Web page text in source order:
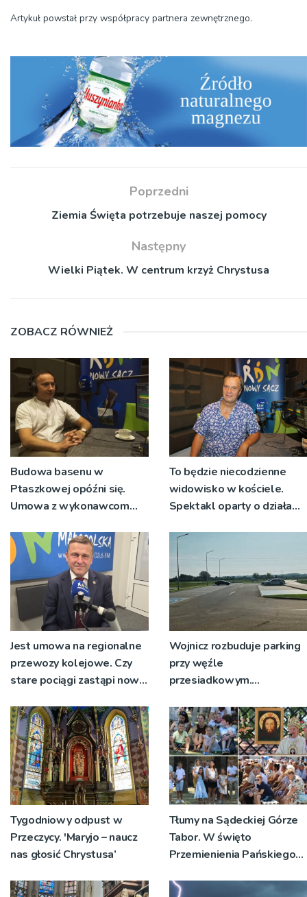
Artykuł powstał przy współpracy partnera zewnętrznego.
Poprzedni
Ziemia Święta potrzebuje naszej pomocy
Następny
Wielki Piątek. W centrum krzyż Chrystusa
ZOBACZ RÓWNIEŻ
Budowa basenu w
Ptaszkowej opóźni się.
Umowa z wykonawcom
nie zostanie podpisana
To będzie niecodzienne
widowisko w kościele.
Spektakl oparty o działa
Jest umowa na regionalne
przewozy kolejowe. Czy
stare pociągi zastąpi nowy
Wojnicz rozbuduje parking
przy węźle
przesiadkowym.
miejsc
Tygodniowy odpust w
Przeczycy. 'Maryjo – naucz
nas głosić Chrystusa’
Tłumy na Sądeckiej Górze
Tabor. W święto
Przemienienia Pańskiego
znaczeniu Sakramentów